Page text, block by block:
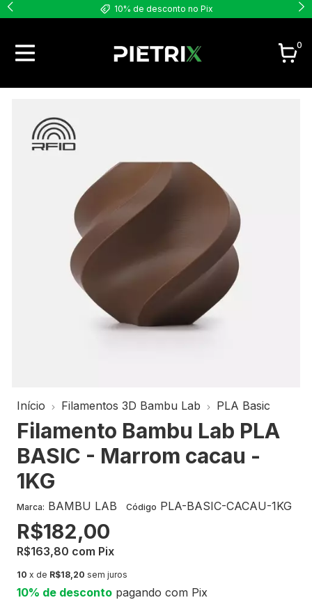
10% de desconto no Pix
0
Início Filamentos 3D Bambu Lab PLA Basic
Filamento Bambu Lab PLA
BASIC - Marrom cacau -
1KG
Marca: BAMBU LAB Código PLA-BASIC-CACAU-1KG
R$182,00
R$163,80 com Pix
10 x de R$18,20 sem juros
10% de desconto pagando com Pix